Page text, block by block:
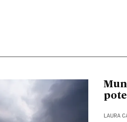
LAURA